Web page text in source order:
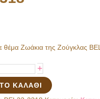
θέμα Ζωάκια της Ζούγκλας
+
ΚΑΛΆΘΙ